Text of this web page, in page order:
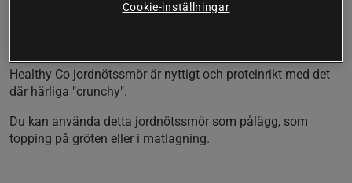
Healthy Co jordnötssmör är nyttigt och proteinrikt med det
där härliga "crunchy".
Du kan använda detta jordnötssmör som pålägg, som
topping på gröten eller i matlagning.
Cookie-inställningar